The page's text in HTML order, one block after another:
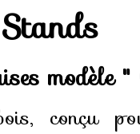
Stands
modèle "
conçu